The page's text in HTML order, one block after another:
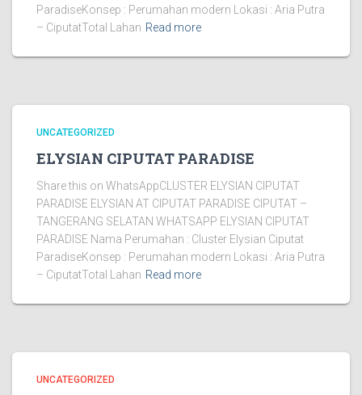
ParadiseKonsep : Perumahan modern Lokasi : Aria Putra
– CiputatTotal Lahan Read more
UNCATEGORIZED
ELYSIAN CIPUTAT PARADISE
Share this on WhatsAppCLUSTER ELYSIAN CIPUTAT
PARADISE ELYSIAN AT CIPUTAT PARADISE CIPUTAT –
TANGERANG SELATAN WHATSAPP ELYSIAN CIPUTAT
PARADISE Nama Perumahan : Cluster Elysian Ciputat
ParadiseKonsep : Perumahan modern Lokasi : Aria Putra
– CiputatTotal Lahan Read more
UNCATEGORIZED